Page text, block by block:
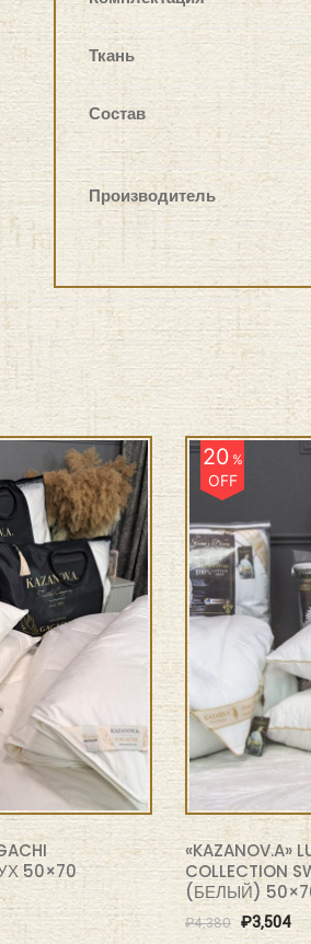
Ткань
Состав
Производитель
50×70
20%
OFF
«KAZANOV.A»
COLLECTION
(БЕЛЫЙ)
₽4,380 ₽3,504